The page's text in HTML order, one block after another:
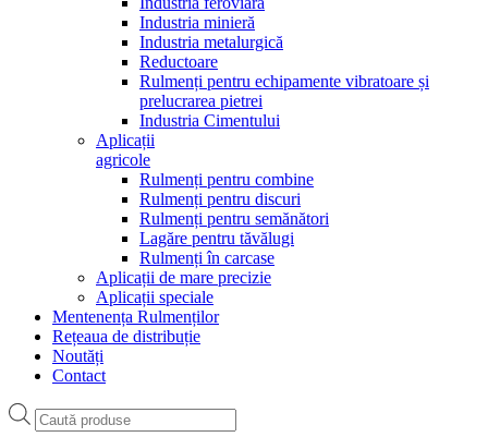
Industria minieră
Industria metalurgică
Reductoare
Rulmenți pentru echipamente vibratoare și
prelucrarea pietrei
Industria Cimentului
Aplicații
agricole
Rulmenți pentru combine
Rulmenți pentru discuri
Rulmenți pentru semănători
Lagăre pentru tăvălugi
Rulmenți în carcase
Aplicații de mare precizie
Aplicații speciale
Mentenența Rulmenților
Rețeaua de distribuție
Noutăți
Contact
Products
search